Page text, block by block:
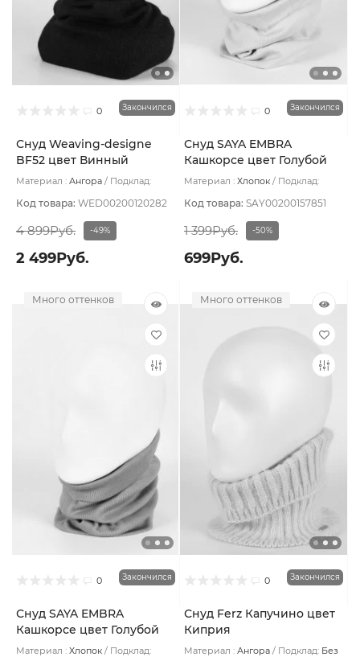
0 Закончился
Снуд Weaving-designe
BF52 цвет Винный
Материал : Ангора
Подклад:
Код товара: WED00200120282
4 899Руб. -49%
2 499Руб.
0 Закончился
Снуд SAYA EMBRA
Кашкорсе цвет Голубой
светлый
Материал : Хлопок
Подклад:
Код товара: SAY00200157851
1 399Руб. -50%
699Руб.
Много оттенков
0 Закончился
Снуд SAYA EMBRA
Кашкорсе цвет Голубой
пепельный
Материал : Хлопок
Подклад:
Много оттенков
0 Закончился
Снуд Ferz Капучино цвет
Киприя
Материал : Ангора Подклад: Без